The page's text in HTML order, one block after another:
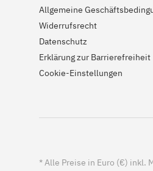
Allgemeine
Widerrufsrecht
Datenschutz
Erklärung zur Barrierefreiheit
Cookie-Einstellungen
*Alle Preise in Euro (€) inkl.